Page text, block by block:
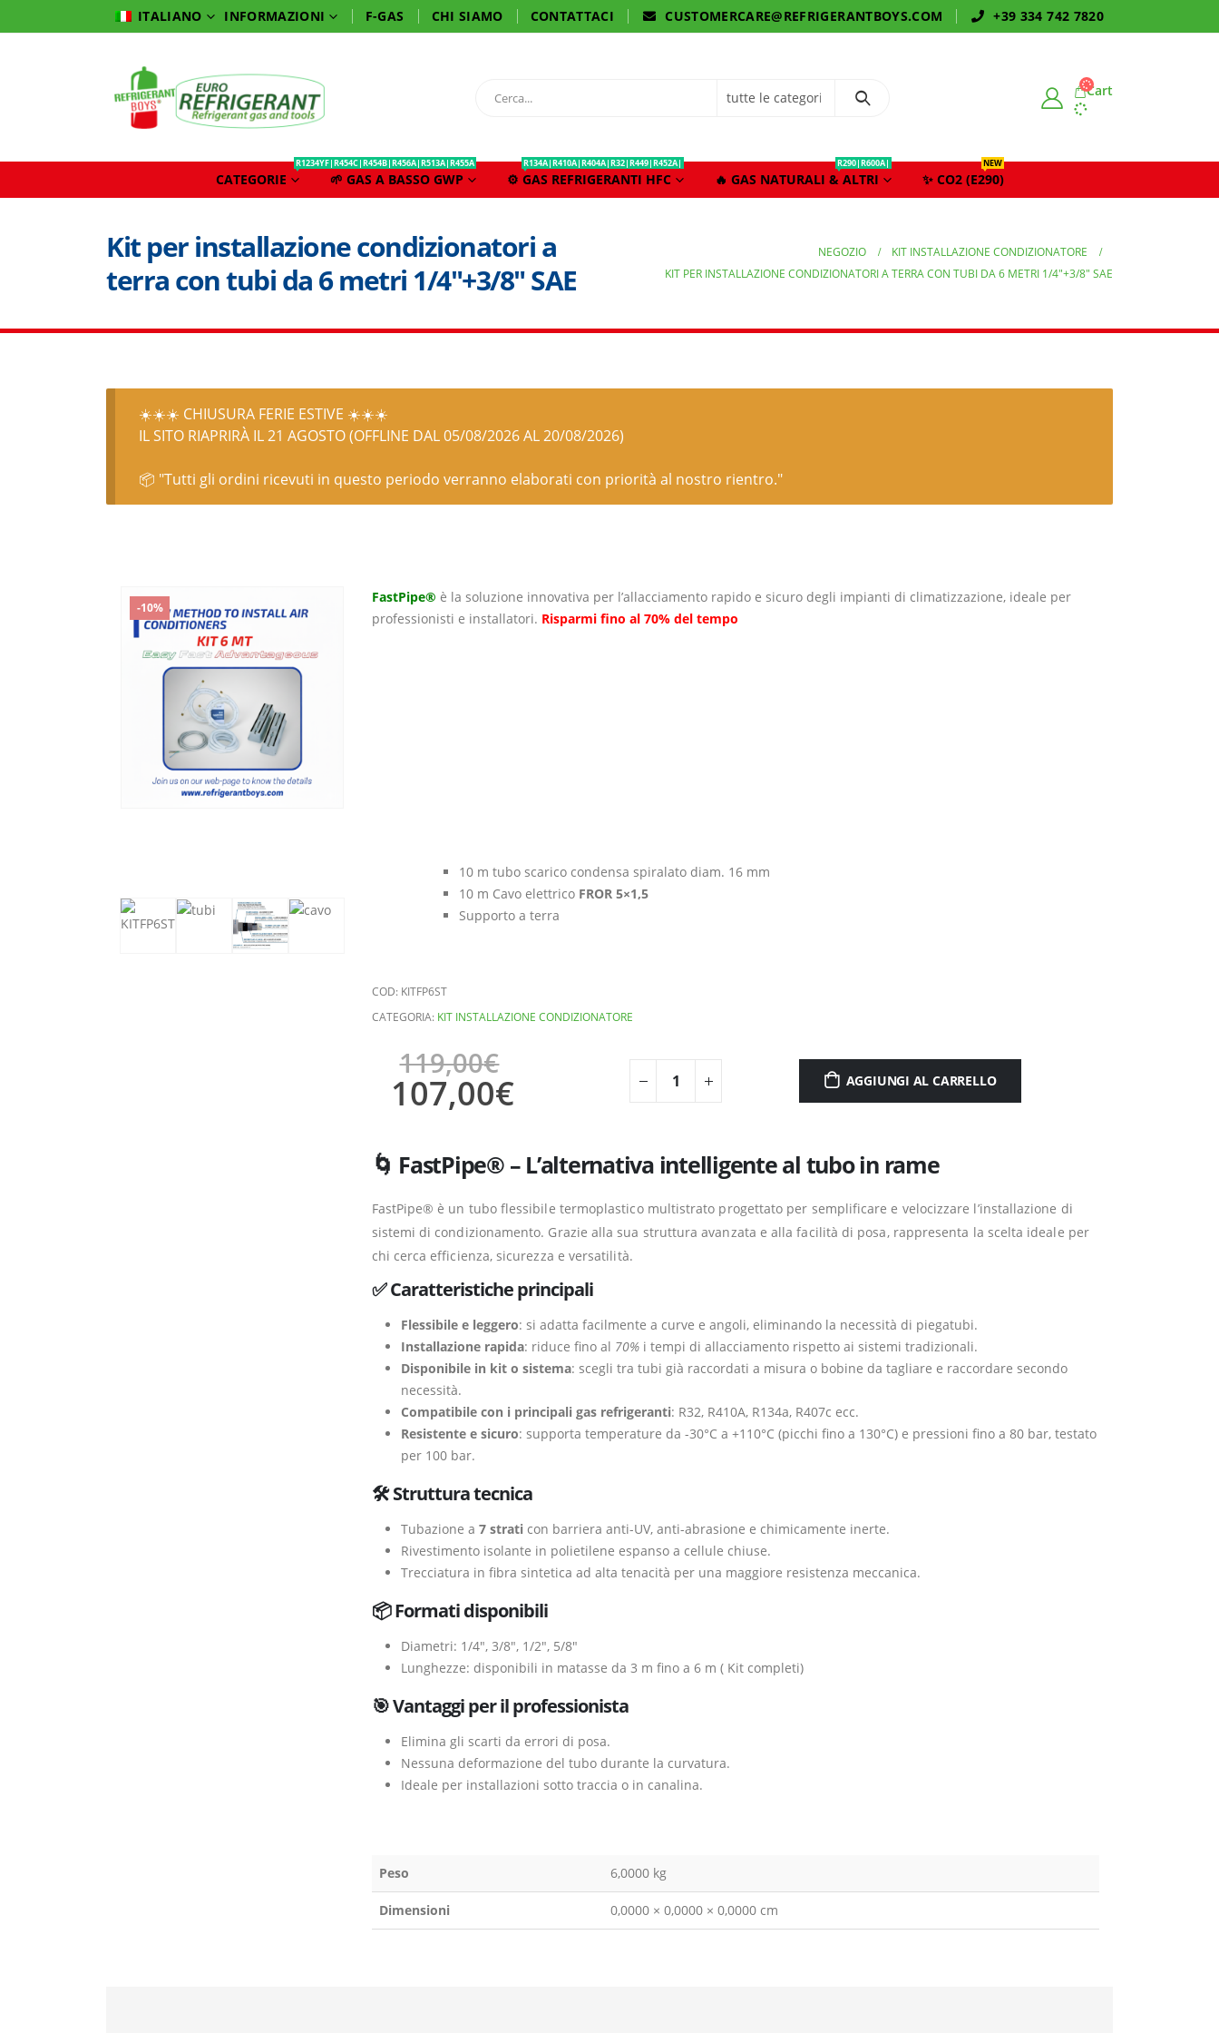
ITALIANO INFORMAZIONI F-GAS CHI SIAMO CONTATTACI CUSTOMERCARE@REFRIGERANTBOYS.COM +39 334 742 7820
Cart
CATEGORIE 🌱 GAS A BASSO GWP
R1234YF|R454C|R454B|R456A|R513A|R455A
⚙️ GAS REFRIGERANTI HFC
R134A|R410A|R404A|R32|R449|R452A|
🔥 GAS NATURALI & ALTRI
R290|R600A|
✨ CO2 (E290)
NEW
Kit per installazione condizionatori a
terra con tubi da 6 metri 1/4″+3/8″ SAE
NEGOZIO
KIT INSTALLAZIONE CONDIZIONATORE
KIT PER INSTALLAZIONE CONDIZIONATORI A TERRA CON TUBI DA 6 METRI 1/4″+3/8″ SAE
☀️☀️☀️ CHIUSURA FERIE ESTIVE ☀️☀️☀️
IL SITO RIAPRIRÀ IL 21 AGOSTO (OFFLINE DAL 05/08/2026 AL 20/08/2026)
📦 "Tutti gli ordini ricevuti in questo periodo verranno elaborati con priorità al nostro rientro."
-10%
FastPipe® è la soluzione innovativa per l’allacciamento rapido e sicuro degli impianti di climatizzazione, ideale per
professionisti e installatori. Risparmi fino al 70% del tempo
10 m tubo scarico condensa spiralato diam. 16 mm
10 m Cavo elettrico FROR 5×1,5
Supporto a terra
COD: KITFP6ST
CATEGORIA: KIT INSTALLAZIONE CONDIZIONATORE
119,00€
107,00€ AGGIUNGI AL CARRELLO
🌀 FastPipe® – L’alternativa intelligente al tubo in rame
FastPipe® è un tubo flessibile termoplastico multistrato progettato per semplificare e velocizzare l’installazione di
sistemi di condizionamento. Grazie alla sua struttura avanzata e alla facilità di posa, rappresenta la scelta ideale per
chi cerca efficienza, sicurezza e versatilità.
✅ Caratteristiche principali
Flessibile e leggero: si adatta facilmente a curve e angoli, eliminando la necessità di piegatubi.
Installazione rapida: riduce fino al 70%i tempi di allacciamento rispetto ai sistemi tradizionali.
Disponibile in kit o sistema: scegli tra tubi già raccordati a misura o bobine da tagliare e raccordare secondo
necessità.
Compatibile con i principali gas refrigeranti: R32, R410A, R134a, R407c ecc.
Resistente e sicuro: supporta temperature da -30°C a +110°C (picchi fino a 130°C) e pressioni fino a 80 bar, testato
per 100 bar.
🛠 Struttura tecnica
Tubazione a 7 straticon barriera anti-UV, anti-abrasione e chimicamente inerte.
Rivestimento isolante in polietilene espanso a cellule chiuse.
Trecciatura in fibra sintetica ad alta tenacità per una maggiore resistenza meccanica.
📦 Formati disponibili
Diametri: 1/4″, 3/8″, 1/2″, 5/8″
Lunghezze: disponibili in matasse da 3 m fino a 6 m ( Kit completi)
🎯 Vantaggi per il professionista
Elimina gli scarti da errori di posa.
Nessuna deformazione del tubo durante la curvatura.
Ideale per installazioni sotto traccia o in canalina.
Peso 6,0000 kg
Dimensioni 0,0000 × 0,0000 × 0,0000 cm